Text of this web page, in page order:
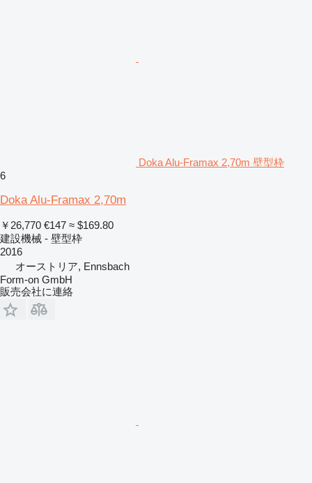
Doka Alu-Framax 2,70m 壁型枠
6
Doka Alu-Framax 2,70m
￥26,770 €147 ≈ $169.80
建設機械 - 壁型枠
2016
オーストリア, Ennsbach
Form-on GmbH
販売会社に連絡